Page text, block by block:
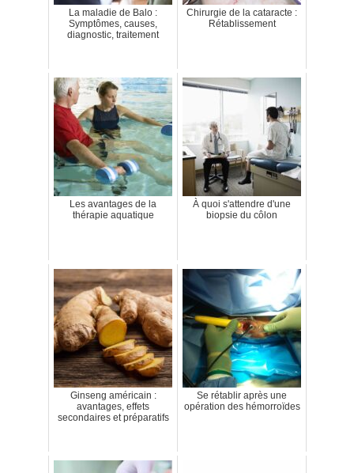
La maladie de Balo :
Symptômes, causes,
diagnostic, traitement
Chirurgie de la cataracte :
Rétablissement
Les avantages de la
thérapie aquatique
À quoi s'attendre d'une
biopsie du côlon
Ginseng américain :
avantages, effets
secondaires et préparatifs
Se rétablir après une
opération des hémorroïdes